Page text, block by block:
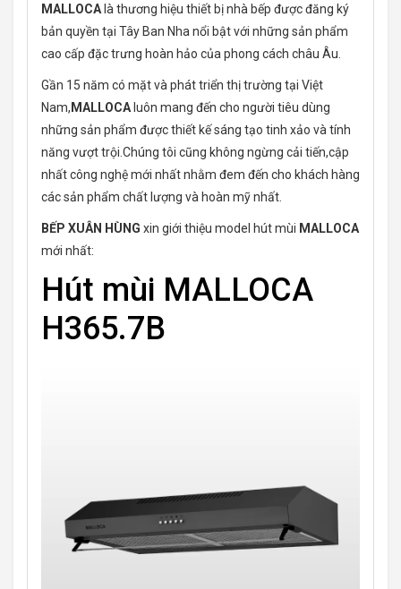
MALLOCA là thương hiệu thiết bị nhà bếp được đăng ký
bản quyền tại Tây Ban Nha nổi bật với những sản phẩm
cao cấp đặc trưng hoàn hảo của phong cách châu Âu.
Gần 15 năm có mặt và phát triển thị trường tại Việt
Nam, MALLOCA luôn mang đến cho người tiêu dùng
những sản phẩm được thiết kế sáng tạo tinh xảo và tính
năng vượt trội.Chúng tôi cũng không ngừng cải tiến,cập
nhất công nghệ mới nhất nhằm đem đến cho khách hàng
các sản phẩm chất lượng và hoàn mỹ nhất.
BẾP XUÂN HÙNG xin giới thiệu model hút mùi MALLOCA
mới nhất:
Hút mùi MALLOCA
H365.7B